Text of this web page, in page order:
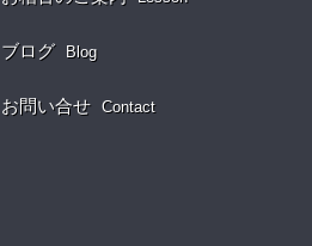
ブログ Blog
お問い合せ Contact